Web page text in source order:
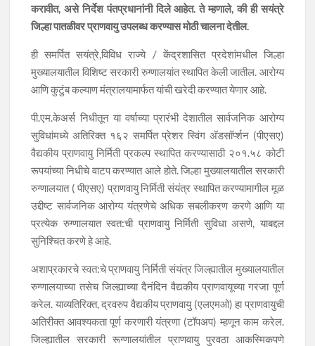
करावीत, असे निर्देश पंतप्रधानांनी दिले आहेत. ते म्हणाले, की ही सयंत्रे
जिल्हा पातळीवर प्राणवायु उपलब्ध करण्यास मोठी चालना देतील.
ही समर्पित सयंत्रे,विविध राज्ये / केंद्रशासित प्रदेशांमधील जिल्हा
मुख्यालयातील विशिष्ट सरकारी रुग्णालयांत स्थापित केली जातील. आरोग्य
आणि कुटुंब कल्याण मंत्रालयामार्फत यांची खरेदी करण्यात येणार आहे.
पी.एम.केअर्स निधीतून या वर्षाच्या प्रारंभी देशातील सार्वजनिक आरोग्य
सुविधांमध्ये अतिरिक्त १६२ समर्पित प्रेशर स्विंग अ‍ॅडसॉर्प्शन (पीएसए)
वैद्यकीय प्राणवायु निर्मिती प्रकल्प स्थापित करण्यासाठी २०१.५८ कोटी
रूपयांच्या निधीचे वाटप करण्यात आले होते. जिल्हा मुख्यालयातील सरकारी
रुग्णालयात ( पीएसए) प्राणवायु निर्मिती संयंत्र स्थापित करण्यामागील मूळ
उद्दीष्ट सार्वजनिक आरोग्य यंत्रणेचे अधिक सबलीकरण करणे आणि या
प्रत्येक रुग्णालयात स्वत:ची प्राणवायु निर्मिती सुविधा असणे, याबद्दल
सुनिश्चित करणे हे आहे.
अशाप्रकारचे स्वत:चे प्राणवायु निर्मिती संयंत्र जिल्ह्यातील मुख्यालयातील
रुग्णालयाच्या तसेच जिल्ह्याच्या दैनंदिन वैद्यकीय प्राणवायूच्या गरजा पूर्ण
करेल. याव्यतिरिक्त, द्रवरुप वैद्यकीय प्राणवायु (एलएमओ) हा प्राणवायुची
अतिरीक्त आवश्यकता पूर्ण करणारी यंत्रणा (टॉपअप) म्हणून काम करेल.
जिल्ह्यातील सरकारी रूग्णालयांतील प्राणवायु पुरवठा आकस्मिकपणे